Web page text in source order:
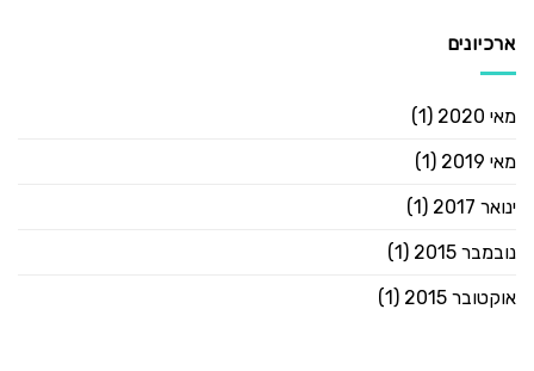
ארכיונים
מאי 2020
(1)
מאי 2019
(1)
ינואר 2017
(1)
נובמבר 2015
(1)
אוקטובר 2015
(1)